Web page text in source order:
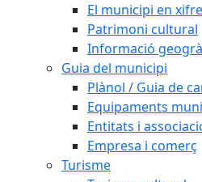
El municipi en
Patrimoni cultural
Informació
Guia del municipi
Plànol / Guia de
Equipaments
Entitats i
Empresa i comerç
Turisme